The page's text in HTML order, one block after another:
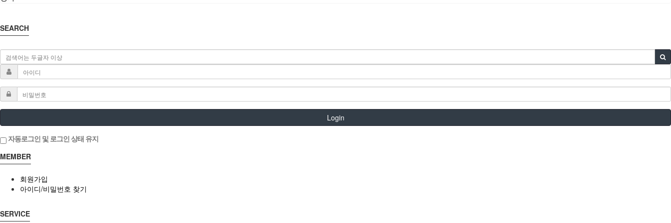
SEARCH
Login
자동로그인 및 로그인 상태 유지
MEMBER
회원가입
아이디/비밀번호 찾기
SERVICE